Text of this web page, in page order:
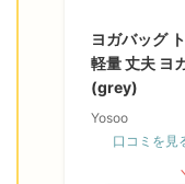
ヨガバッグ
軽量 丈夫 ヨ
(grey)
Yosoo
口コミを見